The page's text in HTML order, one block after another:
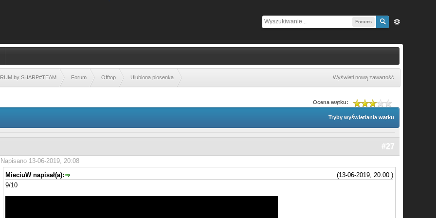
Forums
by SHARP#TEAM Forum Offtop Ulubiona piosenka Wyświetl nową zawartość
Ocena wątku:
Tryby wyświetlania wątku
#27
Napisano 13-06-2019, 20:08
(13-06-2019, 20:00 )
MieciuW napisał(a):
9/10